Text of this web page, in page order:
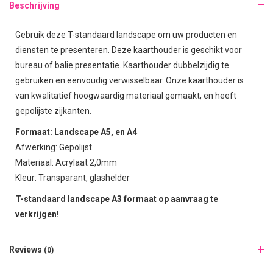
Beschrijving
Gebruik deze T-standaard landscape om uw producten en
diensten te presenteren. Deze kaarthouder is geschikt voor
bureau of balie presentatie. Kaarthouder dubbelzijdig te
gebruiken en eenvoudig verwisselbaar. Onze kaarthouder is
van kwalitatief hoogwaardig materiaal gemaakt, en heeft
gepolijste zijkanten.
Formaat: Landscape A5, en A4
Afwerking: Gepolijst
Materiaal: Acrylaat 2,0mm
Kleur: Transparant, glashelder
T-standaard landscape A3 formaat op aanvraag te
verkrijgen!
Reviews (0)